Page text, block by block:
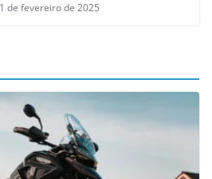
de fevereiro de 2025